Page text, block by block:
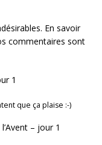
En savoir
commentaires sont
1
que ça plaise :-)
– jour 1